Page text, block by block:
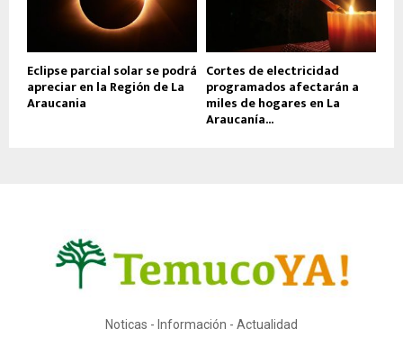
Eclipse parcial solar se podrá
apreciar en la Región de La
Araucania
Cortes de electricidad
programados afectarán a
miles de hogares en La
Araucanía...
Noticas - Información - Actualidad